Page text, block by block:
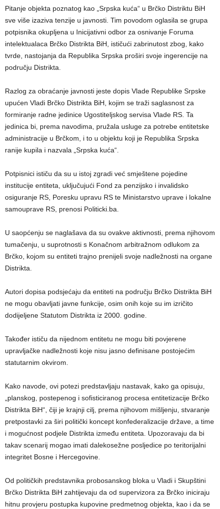
Pitanje objekta poznatog kao „Srpska kuća“ u Brčko Distriktu BiH
sve više izaziva tenzije u javnosti. Tim povodom oglasila se grupa
potpisnika okupljena u Inicijativni odbor za osnivanje Foruma
intelektualaca Brčko Distrikta BiH, ističući zabrinutost zbog, kako
tvrde, nastojanja da Republika Srpska proširi svoje ingerencije na
području Distrikta.
Razlog za obraćanje javnosti jeste dopis Vlade Republike Srpske
upućen Vladi Brčko Distrikta BiH, kojim se traži saglasnost za
formiranje radne jedinice Ugostiteljskog servisa Vlade RS. Ta
jedinica bi, prema navodima, pružala usluge za potrebe entitetske
administracije u Brčkom, i to u objektu koji je Republika Srpska
ranije kupila i nazvala „Srpska kuća“.
Potpisnici ističu da su u istoj zgradi već smještene pojedine
institucije entiteta, uključujući Fond za penzijsko i invalidsko
osiguranje RS, Poresku upravu RS te Ministarstvo uprave i lokalne
samouprave RS, prenosi Politicki.ba.
U saopćenju se naglašava da su ovakve aktivnosti, prema njihovom
tumačenju, u suprotnosti s Konačnom arbitražnom odlukom za
Brčko, kojom su entiteti trajno prenijeli svoje nadležnosti na organe
Distrikta.
Autori dopisa podsjećaju da entiteti na području Brčko Distrikta BiH
ne mogu obavljati javne funkcije, osim onih koje su im izričito
dodijeljene Statutom Distrikta iz 2000. godine.
Također ističu da nijednom entitetu ne mogu biti povjerene
upravljačke nadležnosti koje nisu jasno definisane postojećim
statutarnim okvirom.
Kako navode, ovi potezi predstavljaju nastavak, kako ga opisuju,
„planskog, postepenog i sofisticiranog procesa entitetizacije Brčko
Distrikta BiH“, čiji je krajnji cilj, prema njihovom mišljenju, stvaranje
pretpostavki za širi politički koncept konfederalizacije države, a time
i mogućnost podjele Distrikta između entiteta. Upozoravaju da bi
takav scenarij mogao imati dalekosežne posljedice po teritorijalni
integritet Bosne i Hercegovine.
Od političkih predstavnika probosanskog bloka u Vladi i Skupštini
Brčko Distrikta BiH zahtijevaju da od supervizora za Brčko iniciraju
hitnu provjeru postupka kupovine predmetnog objekta, kao i da se